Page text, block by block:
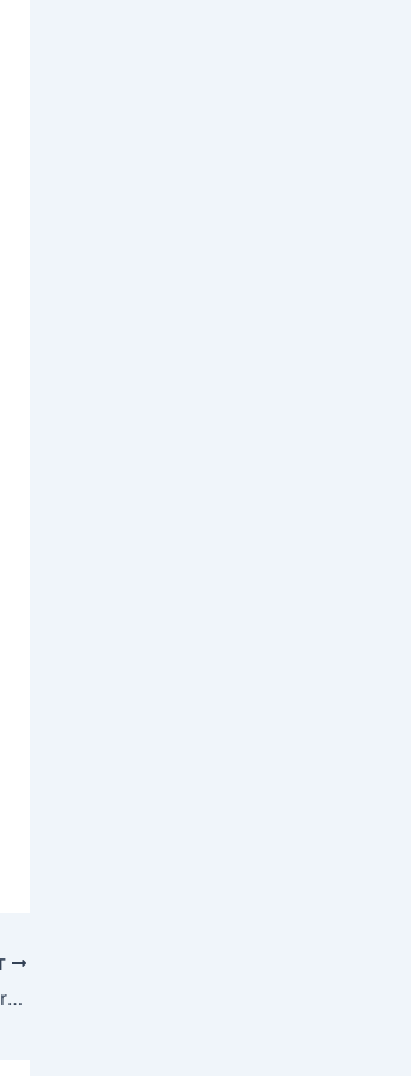
Haul Akbar ke-52 Mama Pagelaran Dihadiri Ribuan Jamaah dan Ulama Ternama